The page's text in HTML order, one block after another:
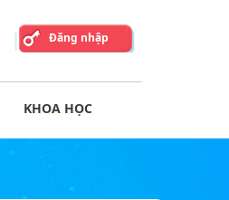
Đăng nhập
KHOA HỌC